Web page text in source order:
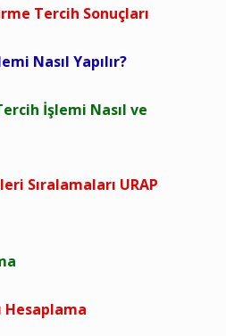
Tercih Sonuçları
Nasıl Yapılır?
İşlemi Nasıl ve
Sıralamaları URAP
Hesaplama